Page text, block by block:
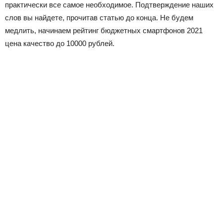
практически все самое необходимое. Подтверждение наших
слов вы найдете, прочитав статью до конца. Не будем
медлить, начинаем рейтинг бюджетных смартфонов 2021
цена качество до 10000 рублей.